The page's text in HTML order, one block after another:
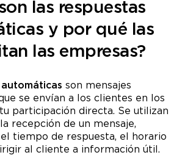
las respuestas
y por qué las
las empresas?
automáticas son mensajes
se envían a los clientes en los
participación directa. Se utilizan
recepción de un mensaje,
tiempo de respuesta, el horario
al cliente a información útil.